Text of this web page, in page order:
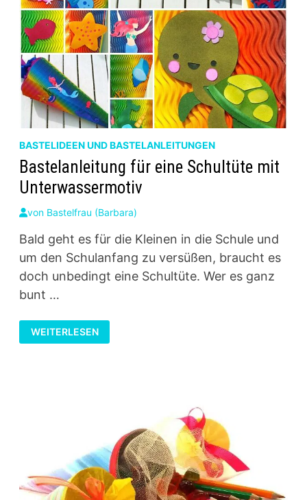
BASTELIDEEN UND BASTELANLEITUNGEN
Bastelanleitung für eine Schultüte mit
Unterwassermotiv
von Bastelfrau (Barbara)
Bald geht es für die Kleinen in die Schule und
um den Schulanfang zu versüßen, braucht es
doch unbedingt eine Schultüte. Wer es ganz
bunt …
BASTELANLEITUNG
FÜR
EINE
WEITERLESEN